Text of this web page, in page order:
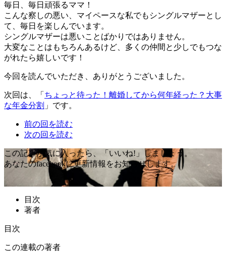
毎日、毎日頑張るママ！
こんな察しの悪い、マイペースな私でもシングルマザーとし
て、毎日を楽しんでいます。
シングルマザーは悪いことばかりではありません。
大変なことはもちろんあるけど、多くの仲間と少しでもつな
がれたら嬉しいです！
今回を読んでいただき、ありがとうございました。
次回は、「 ちょっと待った！離婚してから何年経った？大事
な年金分割 」です。
前の回を読む
次の回を読む
この記事が気に入ったら、「いいね!」しましょう。
あなたのfacebookに更新情報をお知らせします。
目次
著者
目次
この連載の著者